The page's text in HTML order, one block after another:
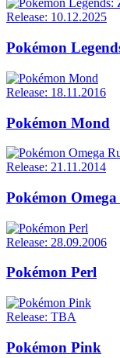
Release: 10.12.2025
Pokémon
Release: 18.11.2016
Pokémon Mond
Release: 21.11.2014
Pokémon
Release: 28.09.2006
Pokémon Perl
Release: TBA
Pokémon Pink